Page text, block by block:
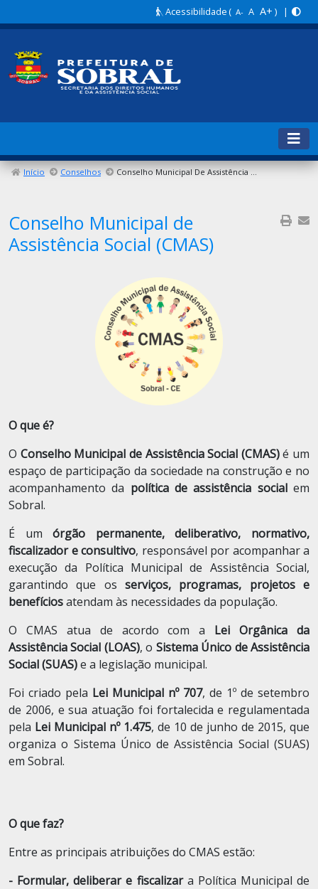
Acessibilidade( A- A A+ ) |
Início Conselhos Conselho Municipal De Assistência Social (CMAS)
Conselho Municipal de
Assistência Social (CMAS)
O que é?
O Conselho Municipal de Assistência Social (CMAS)é um
espaço de participação da sociedade na construção e no
acompanhamento da política de assistência socialem
Sobral.
É umórgão permanente, deliberativo, normativo,
fiscalizador e consultivo, responsável por acompanhar a
execução da Política Municipal de Assistência Social,
garantindo que os serviços, programas, projetos e
benefíciosatendam às necessidades da população.
O CMAS atua de acordo com a Lei Orgânica da
Assistência Social (LOAS), o Sistema Único de Assistência
Social (SUAS)e a legislação municipal.
Foi criado pela Lei Municipal nº 707, de 1º de setembro
de 2006, e sua atuação foi fortalecida e regulamentada
pela Lei Municipal nº 1.475, de 10 de junho de 2015, que
organiza o Sistema Único de Assistência Social (SUAS)
em Sobral.
O que faz?
Entre as principais atribuições do CMAS estão:
- Formular, deliberar e fiscalizar a Política Municipal de